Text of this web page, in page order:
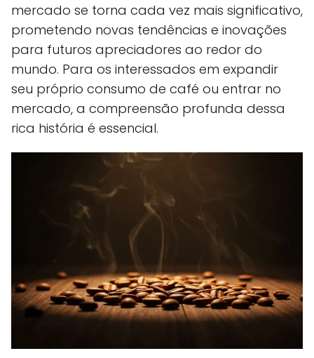
mercado se torna cada vez mais significativo,
prometendo novas tendências e inovações
para futuros apreciadores ao redor do
mundo. Para os interessados em expandir
seu próprio consumo de café ou entrar no
mercado, a compreensão profunda dessa
rica história é essencial.